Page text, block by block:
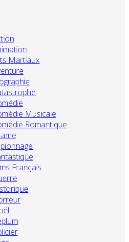
Martiaux
Musicale
Romantique
Français